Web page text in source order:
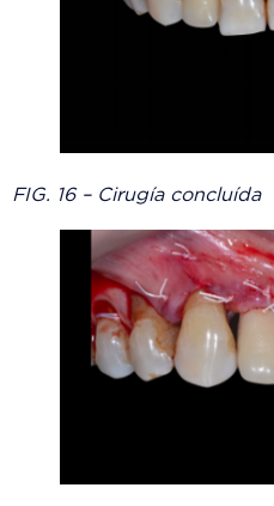
FIG. 16 – Cirugía concluída